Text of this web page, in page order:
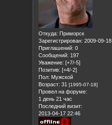
Откуда: Приморск
Зарегистрирован: 2009-09-18
Приглашений: 0
Сообщений: 197
Уважение: [+7/-5]
Позитив: [+4/-2]
Пол: Мужской
Возраст: 31[1995-07-18]
Провел на форуме:
1 день 21 час
Последний визит:
2013-04-17 22:46